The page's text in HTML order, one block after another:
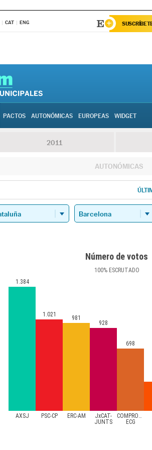
CAT ENG
PACTOS AUTONÓMICAS EUROPEAS WIDGET
2011
AUTONÓMICAS
Número de votos
100%ESCRUTADO
AXSJ PSC-CP ERC-AM
JxCAT-
JUNTS
COMPROMÍS-
ECG
1.384
1.021 981
928
698